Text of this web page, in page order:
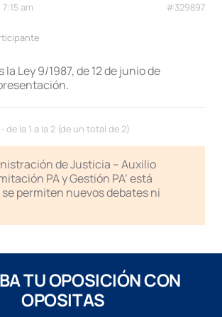
am #329897
la Ley 9/1987, de 12 de junio de
de la 1 a la 2 (de un total de 2)
de Justicia – Auxilio
PA y Gestión PA’ está
permiten nuevos debates ni
TU OPOSICIÓN CON
OPOSITAS